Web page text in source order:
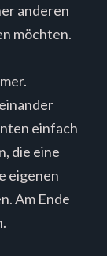
anderen
möchten.
einfach
die eine
eigenen
Am Ende